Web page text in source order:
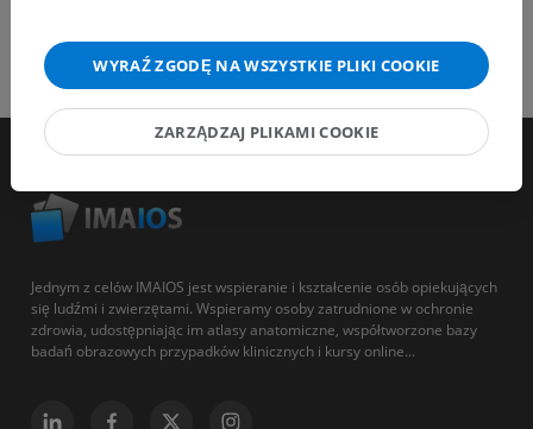
Jednym z celów IMAIOS jest wspieranie i kształcenie osób opiekujących
się ludźmi i zwierzętami. Wspieramy osoby zatrudnione w ochronie
zdrowia, udostępniając im atlasy anatomiczne, współtworzone bazy
badań obrazowych przypadków klinicznych i kursy online...
WYRAŹ ZGODĘ NA WSZYSTKIE PLIKI COOKIE
ZARZĄDZAJ PLIKAMI COOKIE